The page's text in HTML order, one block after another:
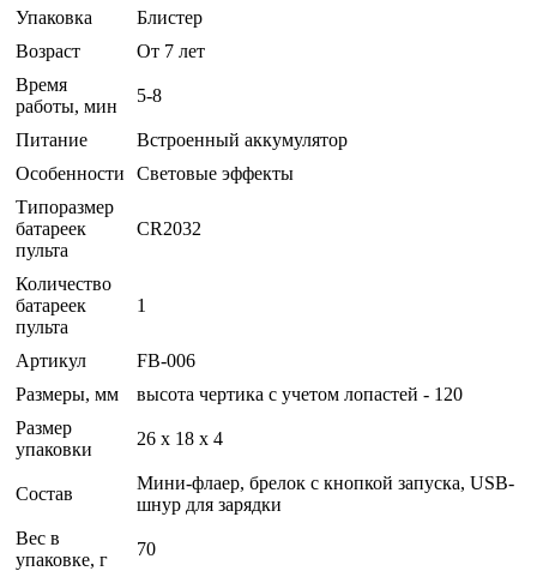
Упаковка
Блистер
Возраст
От 7 лет
Время
работы, мин
5-8
Питание
Встроенный аккумулятор
Особенности
Световые эффекты
Типоразмер
батареек
пульта
CR2032
Количество
батареек
пульта
1
Артикул
FB-006
Размеры, мм
высота чертика с учетом лопастей - 120
Размер
упаковки
26 x 18 x 4
Состав
Мини-флаер, брелок с кнопкой запуска, USB-
шнур для зарядки
Вес в
упаковке, г
70